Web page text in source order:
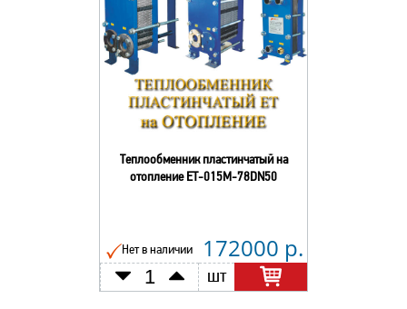
Теплообменник пластинчатый на
отопление ЕТ-015М-78DN50
Нет в наличии 172000 р.
шт